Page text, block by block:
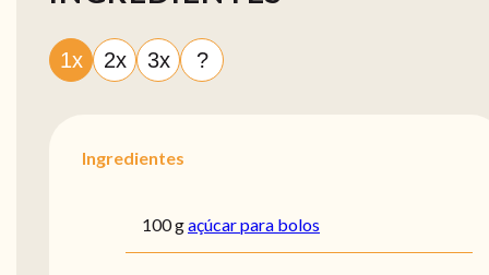
1x 2x 3x ?
Ingredientes
100 gaçúcar para bolos